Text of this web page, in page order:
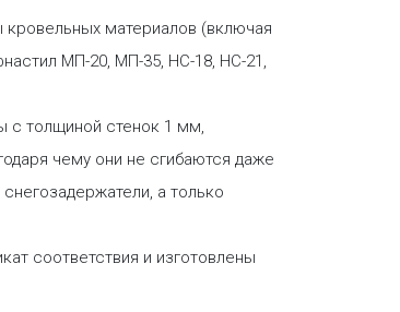
материалов (включая
МП-20, МП-35, НС-18, НС-21,
с толщиной стенок 1 мм,
чему они не сгибаются даже
а только
соответствия и изготовлены